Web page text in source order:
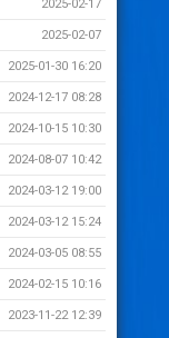
2025-02-17
2025-02-07
2025-01-30 16:20
2024-12-17 08:28
2024-10-15 10:30
2024-08-07 10:42
2024-03-12 19:00
2024-03-12 15:24
2024-03-05 08:55
2024-02-15 10:16
2023-11-22 12:39